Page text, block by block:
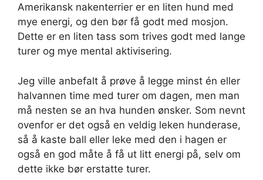
Amerikansk nakenterrier er en liten hund med
mye energi, og den bør få godt med mosjon.
Dette er en liten tass som trives godt med lange
turer og mye mental aktivisering.
Jeg ville anbefalt å prøve å legge minst én eller
halvannen time med turer om dagen, men man
må nesten se an hva hunden ønsker. Som nevnt
ovenfor er det også en veldig leken hunderase,
så å kaste ball eller leke med den i hagen er
også en god måte å få ut litt energi på, selv om
dette ikke bør erstatte turer.